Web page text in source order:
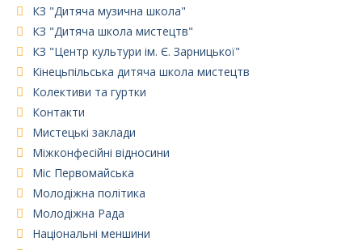
КЗ "Дитяча музична школа"
КЗ "Дитяча школа мистецтв"
КЗ "Центр культури ім. Є. Зарницької"
Кінецьпільська дитяча школа мистецтв
Колективи та гуртки
Контакти
Мистецькі заклади
Міжконфесійні відносини
Міс Первомайська
Молодіжна політика
Молодіжна Рада
Національні меншини